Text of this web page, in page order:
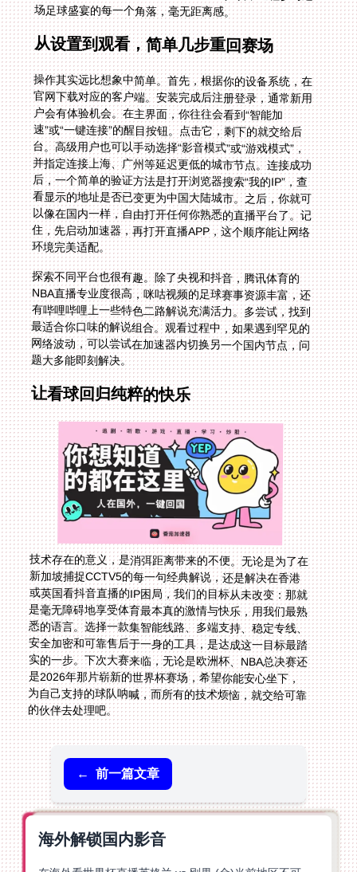
场足球盛宴的每一个角落，毫无距离感。
从设置到观看，简单几步重回赛场
操作其实远比想象中简单。首先，根据你的设备系统，在
官网下载对应的客户端。安装完成后注册登录，通常新用
户会有体验机会。在主界面，你往往会看到“智能加
速”或“一键连接”的醒目按钮。点击它，剩下的就交给后
台。高级用户也可以手动选择“影音模式”或“游戏模式”，
并指定连接上海、广州等延迟更低的城市节点。连接成功
后，一个简单的验证方法是打开浏览器搜索“我的IP”，查
看显示的地址是否已变更为中国大陆城市。之后，你就可
以像在国内一样，自由打开任何你熟悉的直播平台了。记
住，先启动加速器，再打开直播APP，这个顺序能让网络
环境完美适配。
探索不同平台也很有趣。除了央视和抖音，腾讯体育的
NBA直播专业度很高，咪咕视频的足球赛事资源丰富，还
有哔哩哔哩上一些特色二路解说充满活力。多尝试，找到
最适合你口味的解说组合。观看过程中，如果遇到罕见的
网络波动，可以尝试在加速器内切换另一个国内节点，问
题大多能即刻解决。
让看球回归纯粹的快乐
技术存在的意义，是消弭距离带来的不便。无论是为了在
新加坡捕捉CCTV5的每一句经典解说，还是解决在香港
或英国看抖音直播的IP困局，我们的目标从未改变：那就
是毫无障碍地享受体育最本真的激情与快乐，用我们最熟
悉的语言。选择一款集智能线路、多端支持、稳定专线、
安全加密和可靠售后于一身的工具，是达成这一目标最踏
实的一步。下次大赛来临，无论是欧洲杯、NBA总决赛还
是2026年那片崭新的世界杯赛场，希望你能安心坐下，
为自己支持的球队呐喊，而所有的技术烦恼，就交给可靠
的伙伴去处理吧。
← 前一篇文章
海外解锁国内影音